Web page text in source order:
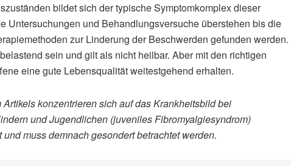
bildet sich der typische Symptomkomplex dieser
Untersuchungen und Behandlungsversuche überstehen bis die
zur Linderung der Beschwerden gefunden werden.
sein und gilt als nicht heilbar. Aber mit den richtigen
eine gute Lebensqualität weitestgehend erhalten.
konzentrieren sich auf das Krankheitsbild bei
und Jugendlichen (juveniles Fibromyalgiesyndrom)
muss demnach gesondert betrachtet werden.